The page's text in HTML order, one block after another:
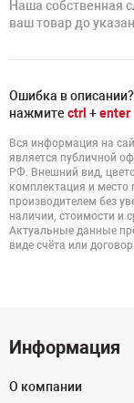
Наша собственная
ваш товар до
Ошибка в
нажмите ctrl +enter
Вся информация на
является публичной
РФ. Внешний вид,
комплектация и место
производителем без
наличии, стоимости и
Актуальные данные
виде счёта или
Информация
О компании